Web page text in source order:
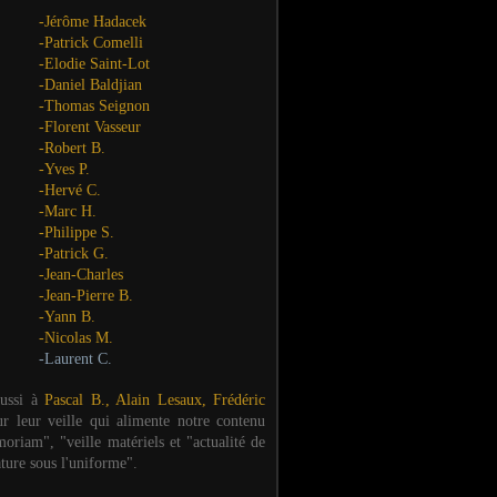
-Jérôme Hadacek
-Patrick Comelli
-Elodie Saint-Lot
-Daniel Baldjian
-Thomas Seignon
-Florent Vasseur
-Robert B.
-Yves P.
-Hervé C.
-Marc H.
-Philippe S.
-Patrick G.
-Jean-Charles
-Jean-Pierre B.
-Yann B.
-Nicolas M.
-Laurent C.
àPascal B., Alain Lesaux, Frédéric
leur veille qui alimente notre contenu
"veille matériels et "actualité de
sous l'uniforme".